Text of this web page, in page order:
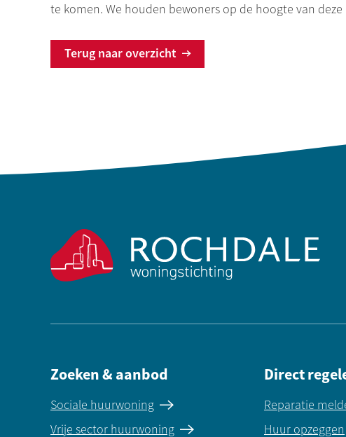
te komen. We houden bewoners op de hoogte van
Terug naar overzicht
Zoeken & aanbod
Sociale huurwoning
Vrije sector huurwoning
Direct
Reparatie
Huur opzeggen